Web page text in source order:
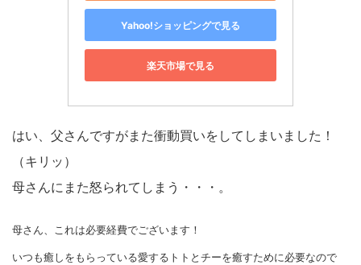
Yahoo!ショッピングで見る
楽天市場で見る
はい、父さんですがまた衝動買いをしてしまいました！
（キリッ）
母さんにまた怒られてしまう・・・。
母さん、これは必要経費でございます！
いつも癒しをもらっている愛するトトとチーを癒すために必要なので